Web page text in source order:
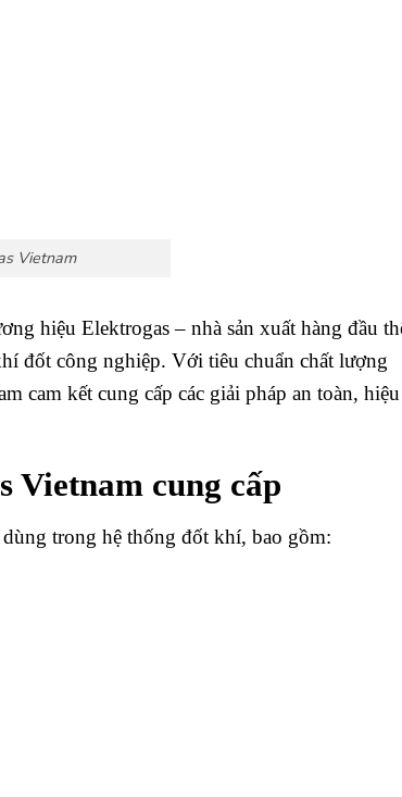
Vietnam
hiệu Elektrogas – nhà sản xuất hàng đầu
đốt công nghiệp. Với tiêu chuẩn chất lượng
cam kết cung cấp các giải pháp an toàn, hiệu
Vietnam cung cấp
trong hệ thống đốt khí, bao gồm: